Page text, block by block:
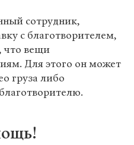
сотрудник,
с благотворителем,
что вещи
Для этого он может
груза либо